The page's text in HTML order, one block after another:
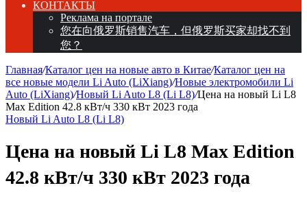
КОНТАКТЫ
Реклама на портале
您在向俄罗斯销售汽车，但俄罗斯买家却找不到
您？
Главная/Каталог цен на новые авто в Китае/Каталог цен на
все новые модели Li Auto (LiXiang)/Новые электромобили Li
Auto (LiXiang)/Новый Li Auto L8 (Li L8)/Цена на новый Li L8
Max Edition 42.8 кВт/ч 330 кВт 2023 года
Новый Li Auto L8 (Li L8)
Цена на новый Li L8 Max Edition
42.8 кВт/ч 330 кВт 2023 года